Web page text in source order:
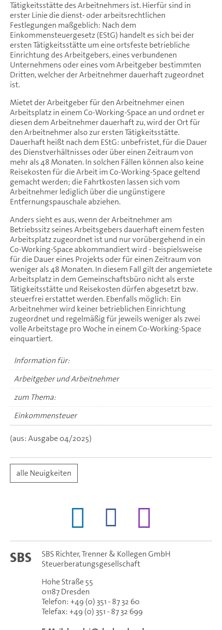
Tätigkeitsstätte des Arbeitnehmers ist. Hierfür sind in
erster Linie die dienst- oder arbeitsrechtlichen
Festlegungen maßgeblich: Nach dem
Einkommensteuergesetz (EStG) handelt es sich bei der
ersten Tätigkeitsstätte um eine ortsfeste betriebliche
Einrichtung des Arbeitgebers, eines verbundenen
Unternehmens oder eines vom Arbeitgeber bestimmten
Dritten, welcher der Arbeitnehmer dauerhaft zugeordnet
ist.
Mietet der Arbeitgeber für den Arbeitnehmer einen
Arbeitsplatz in einem Co-Working-Space an und ordnet er
diesen dem Arbeitnehmer dauerhaft zu, wird der Ort für
den Arbeitnehmer also zur ersten Tätigkeitsstätte.
Dauerhaft heißt nach dem EStG: unbefristet, für die Dauer
des Dienstverhältnisses oder über einen Zeitraum von
mehr als 48 Monaten. In solchen Fällen können also keine
Reisekosten für die Arbeit im Co-Working-Space geltend
gemacht werden; die Fahrtkosten lassen sich vom
Arbeitnehmer lediglich über die ungünstigere
Entfernungspauschale abziehen.
Anders sieht es aus, wenn der Arbeitnehmer am
Betriebssitz seines Arbeitsgebers dauerhaft einem festen
Arbeitsplatz zugeordnet ist und nur vorübergehend in ein
Co-Working-Space abkommandiert wird - beispielsweise
für die Dauer eines Projekts oder für einen Zeitraum von
weniger als 48 Monaten. In diesem Fall gilt der angemietete
Arbeitsplatz in dem Gemeinschaftsbüro nicht als erste
Tätigkeitsstätte und Reisekosten dürfen abgesetzt bzw.
steuerfrei erstattet werden. Ebenfalls möglich: Ein
Arbeitnehmer wird keiner betrieblichen Einrichtung
zugeordnet und regelmäßig für jeweils weniger als zwei
volle Arbeitstage pro Woche in einem Co-Working-Space
einquartiert.
Information für:
Arbeitgeber und Arbeitnehmer
zum Thema:
Einkommensteuer
(aus: Ausgabe 04/2025)
alle Neuigkeiten
SBS
SBS Richter, Trenner & Kollegen GmbH
Steuerberatungsgesellschaft
Hohe Straße 55
01187Dresden
Telefon:+49 (0) 351 - 87 32 60
Telefax:+49 (0) 351 - 87 32 699